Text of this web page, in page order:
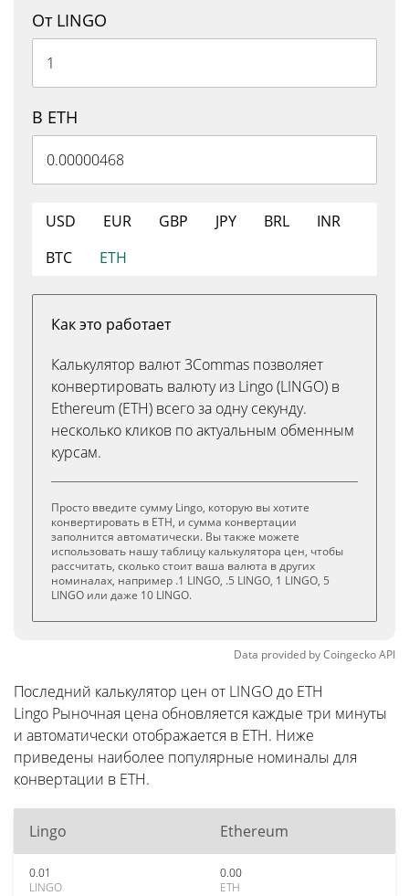
От LINGO
В ETH
USD EUR GBP JPY BRL
INR
BTC
ETH
Как это работает
Калькулятор валют 3Commas позволяет
конвертировать валюту из Lingo (LINGO) в
Ethereum (ETH) всего за одну секунду.
несколько кликов по актуальным обменным
курсам.
Просто введите сумму Lingo, которую вы хотите
конвертировать в ETH, и сумма конвертации
заполнится автоматически. Вы также можете
использовать нашу таблицу калькулятора цен, чтобы
рассчитать, сколько стоит ваша валюта в других
номиналах, например .1 LINGO, .5 LINGO, 1 LINGO, 5
LINGO или даже 10 LINGO.
Data provided byCoingeckoAPI
Последний калькулятор цен от LINGO до ETH
Lingo Рыночная цена обновляется каждые три минуты
и автоматически отображается в ETH. Ниже
приведены наиболее популярные номиналы для
конвертации в ETH.
Lingo Ethereum
0.01
LINGO
0.00
ETH